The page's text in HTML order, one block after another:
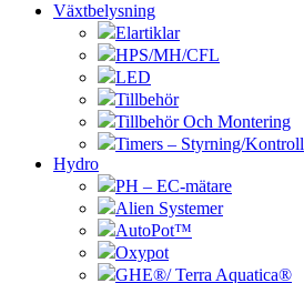
Växtbelysning
Elartiklar
HPS/MH/CFL
LED
Tillbehör
Tillbehör Och Montering
Timers – Styrning/Kontroll
Hydro
PH – EC-mätare
Alien Systemer
AutoPot™
Oxypot
GHE®/ Terra Aquatica®